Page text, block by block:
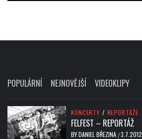
POPULÁRNÍ NEJNOVĚJŠÍ VIDEOKLIPY
KONCERTY / REPORTÁŽE
FELFEST – REPORTÁŽ
BYDANIEL BŘEZINA /3.7.2012